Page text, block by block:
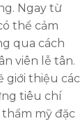
Ngay từ
thể cảm
qua cách
viên lễ tân.
giới thiệu các
tiêu chí
mỹ đặc